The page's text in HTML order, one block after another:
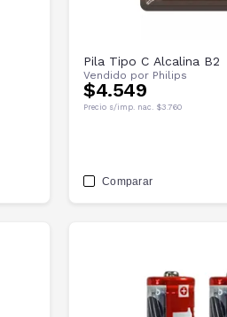
Pila Tipo C Alcalina B2
Vendido por Philips
$4.549
Precio s/imp. nac. $3.760
Comparar